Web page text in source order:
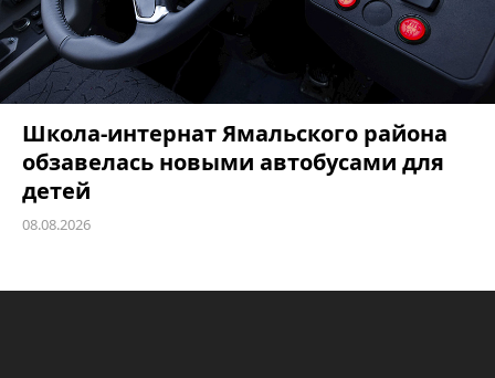
Школа-интернат Ямальского района
обзавелась новыми автобусами для
детей
08.08.2026